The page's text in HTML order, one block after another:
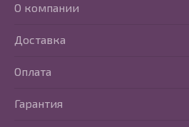
О компании
Доставка
Оплата
Гарантия